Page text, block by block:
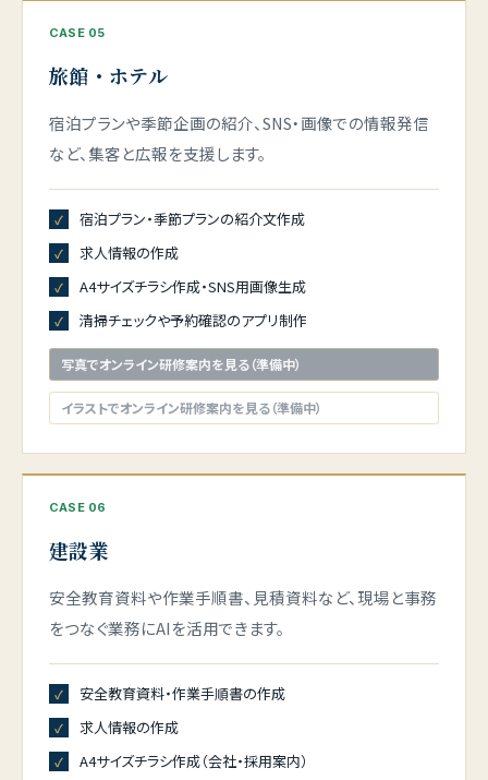
CASE 05
旅館・ホテル
宿泊プランや季節企画の紹介、SNS・画像での情報発信
など、集客と広報を支援します。
宿泊プラン・季節プランの紹介文作成
求人情報の作成
A4サイズチラシ作成・SNS用画像生成
清掃チェックや予約確認のアプリ制作
写真でオンライン研修案内を見る（準備中）
イラストでオンライン研修案内を見る（準備中）
CASE 06
建設業
安全教育資料や作業手順書、見積資料など、現場と事務
をつなぐ業務にAIを活用できます。
安全教育資料・作業手順書の作成
求人情報の作成
A4サイズチラシ作成（会社・採用案内）